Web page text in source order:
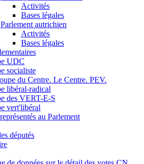
Activités
Bases légales
Parlement autrichien
Activités
Bases légales
UDC
socialiste
du Centre. Le Centre. PEV.
libéral-radical
des VERT-E-S
vert'libéral
au Parlement
députés